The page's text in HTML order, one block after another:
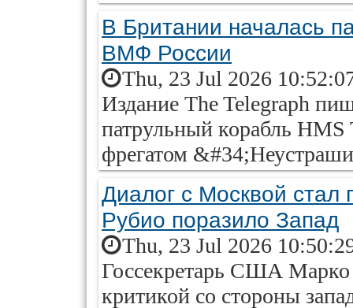
В Британии началась
ВМФ России
Thu, 23 Jul 2026
Издание The Telegraph
патрульный корабль HMS
фрегатом
Диалог с Москвой стал
Рубио поразило Запад
Thu, 23 Jul 2026
Госсекретарь США Марко
критикой со стороны